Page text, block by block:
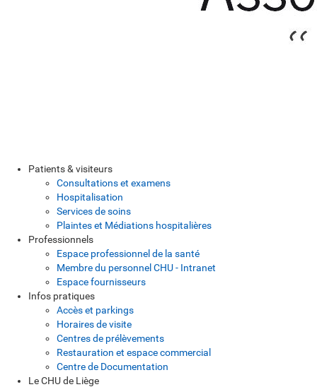
Patients & visiteurs
Consultations et examens
Hospitalisation
Services de soins
Plaintes et Médiations hospitalières
Professionnels
Espace professionnel de la santé
Membre du personnel CHU - Intranet
Espace fournisseurs
Infos pratiques
Accès et parkings
Horaires de visite
Centres de prélèvements
Restauration et espace commercial
Centre de Documentation
Le CHU de Liège